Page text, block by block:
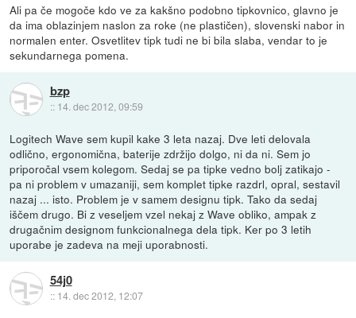
Ali pa če mogoče kdo ve za kakšno podobno tipkovnico, glavno je
da ima oblazinjem naslon za roke (ne plastičen), slovenski nabor in
normalen enter. Osvetlitev tipk tudi ne bi bila slaba, vendar to je
sekundarnega pomena.
bzp
:: 14. dec 2012, 09:59
Logitech Wave sem kupil kake 3 leta nazaj. Dve leti delovala
odlično, ergonomična, baterije zdržijo dolgo, ni da ni. Sem jo
priporočal vsem kolegom. Sedaj se pa tipke vedno bolj zatikajo -
pa ni problem v umazaniji, sem komplet tipke razdrl, opral, sestavil
nazaj ... isto. Problem je v samem designu tipk. Tako da sedaj
iščem drugo. Bi z veseljem vzel nekaj z Wave obliko, ampak z
drugačnim designom funkcionalnega dela tipk. Ker po 3 letih
uporabe je zadeva na meji uporabnosti.
54j0
:: 14. dec 2012, 12:07